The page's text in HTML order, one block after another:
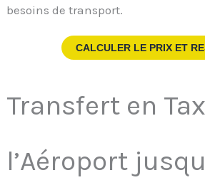
besoins de transport.
CALCULER LE PRIX ET
Transfert en
l’Aéroport